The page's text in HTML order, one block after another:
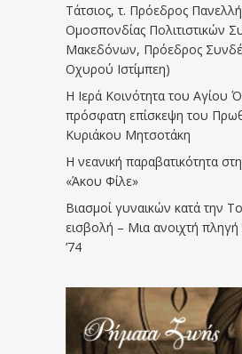
Τάτσιος, τ. Πρόεδρος
Ομοσπονδίας Πολιτιστικών
Μακεδόνων, Πρόεδρος
Οχυρού Ιστίμπεη)
Η Ιερά Κοινότητα του Αγίου
πρόσφατη επίσκεψη του
Κυριάκου Μητσοτάκη
Η νεανική παραβατικότητα
«Άκου Φίλε»
Βιασμοί γυναικών κατά την
εισβολή – Μια ανοιχτή πληγή
’74